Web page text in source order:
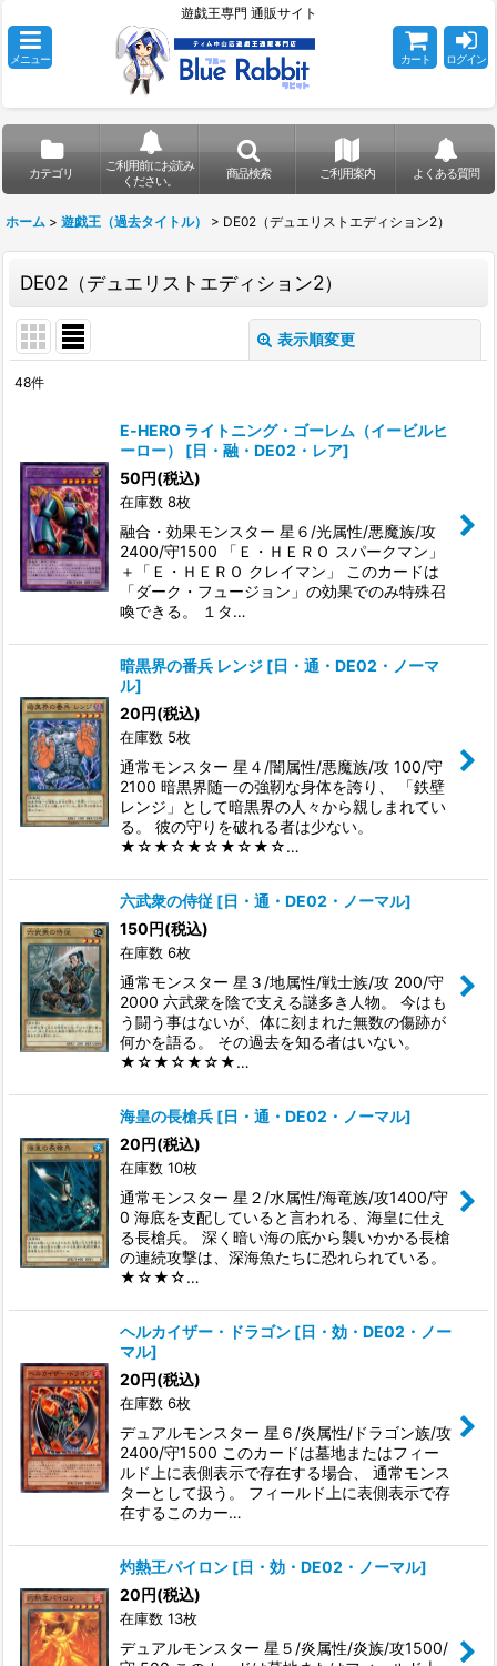
遊戯王専門 通販サイト
メニュー カート ログイン
カテゴリ
ご利用前にお読み
ください。
商品検索 ご利用案内 よくある質問
ホーム > 遊戯王（過去タイトル） > DE02（デュエリストエディション2）
DE02（デュエリストエディション2）
表示順変更
並び順:
絞り込む
48件
E‐HERO ライトニング・ゴーレム（イービルヒ
ーロー）
[日・融・DE02・レア]
50円(税込)
在庫数 8枚
融合・効果モンスター 星６/光属性/悪魔族/攻
2400/守1500 「Ｅ・ＨＥＲＯ スパークマン」
＋「Ｅ・ＨＥＲＯ クレイマン」 このカードは
「ダーク・フュージョン」の効果でのみ特殊召
喚できる。 １タ…
暗黒界の番兵 レンジ [日・通・DE02・ノーマ
ル]
20円(税込)
在庫数 5枚
通常モンスター 星４/闇属性/悪魔族/攻 100/守
2100 暗黒界随一の強靭な身体を誇り、 「鉄壁
レンジ」として暗黒界の人々から親しまれてい
る。 彼の守りを破れる者は少ない。
★☆★☆★☆★☆★☆…
六武衆の侍従 [日・通・DE02・ノーマル]
150円(税込)
在庫数 6枚
通常モンスター 星３/地属性/戦士族/攻 200/守
2000 六武衆を陰で支える謎多き人物。 今はも
う闘う事はないが、体に刻まれた無数の傷跡が
何かを語る。 その過去を知る者はいない。
★☆★☆★☆★…
海皇の長槍兵 [日・通・DE02・ノーマル]
20円(税込)
在庫数 10枚
通常モンスター 星２/水属性/海竜族/攻1400/守
0 海底を支配していると言われる、海皇に仕え
る長槍兵。 深く暗い海の底から襲いかかる長槍
の連続攻撃は、深海魚たちに恐れられている。
★☆★☆…
ヘルカイザー・ドラゴン [日・効・DE02・ノー
マル]
20円(税込)
在庫数 6枚
デュアルモンスター 星６/炎属性/ドラゴン族/攻
2400/守1500 このカードは墓地またはフィー
ルド上に表側表示で存在する場合、 通常モンス
ターとして扱う。 フィールド上に表側表示で存
在するこのカー…
灼熱王パイロン [日・効・DE02・ノーマル]
20円(税込)
在庫数 13枚
デュアルモンスター 星５/炎属性/炎族/攻1500/